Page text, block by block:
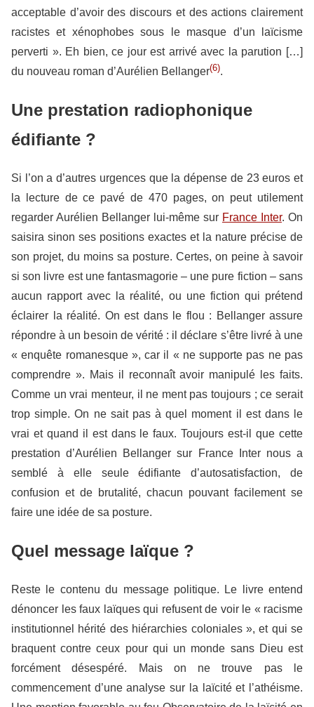
acceptable d’avoir des discours et des actions clairement
racistes et xénophobes sous le masque d’un laïcisme
perverti ». Eh bien, ce jour est arrivé avec la parution […]
du nouveau roman d’Aurélien Bellanger(6).
Une prestation radiophonique
édifiante ?
Si l’on a d’autres urgences que la dépense de 23 euros et
la lecture de ce pavé de 470 pages, on peut utilement
regarder Aurélien Bellanger lui-même sur France Inter. On
saisira sinon ses positions exactes et la nature précise de
son projet, du moins sa posture. Certes, on peine à savoir
si son livre est une fantasmagorie – une pure fiction – sans
aucun rapport avec la réalité, ou une fiction qui prétend
éclairer la réalité. On est dans le flou : Bellanger assure
répondre à un besoin de vérité : il déclare s’être livré à une
« enquête romanesque », car il « ne supporte pas ne pas
comprendre ». Mais il reconnaît avoir manipulé les faits.
Comme un vrai menteur, il ne ment pas toujours ; ce serait
trop simple. On ne sait pas à quel moment il est dans le
vrai et quand il est dans le faux. Toujours est-il que cette
prestation d’Aurélien Bellanger sur France Inter nous a
semblé à elle seule édifiante d’autosatisfaction, de
confusion et de brutalité, chacun pouvant facilement se
faire une idée de sa posture.
Quel message laïque ?
Reste le contenu du message politique. Le livre entend
dénoncer les faux laïques qui refusent de voir le « racisme
institutionnel hérité des hiérarchies coloniales », et qui se
braquent contre ceux pour qui un monde sans Dieu est
forcément désespéré. Mais on ne trouve pas le
commencement d’une analyse sur la laïcité et l’athéisme.